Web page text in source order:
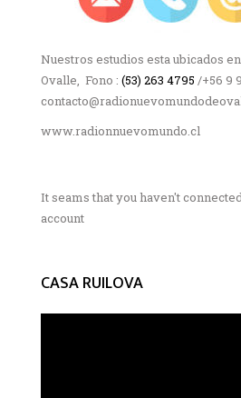
Nuestros estudios esta ubicados
Ovalle, Fono : (53) 263 4795 /+56 9
www.radionnuevomundo.cl
It seams that you haven't
account
CASA RUILOVA